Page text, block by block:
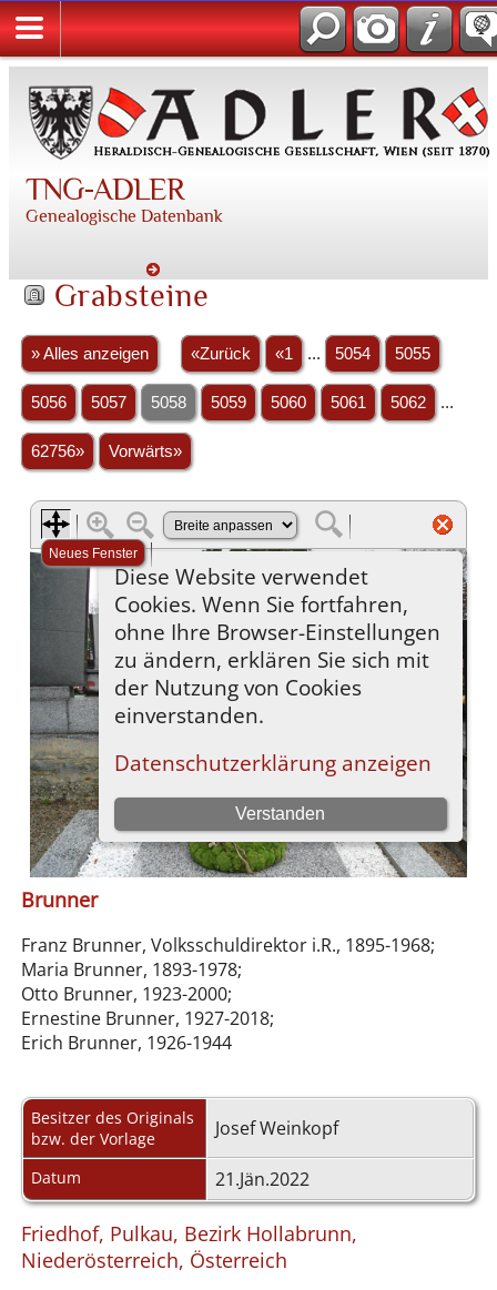
TNG-ADLER
Genealogische Datenbank
Grabsteine
» Alles anzeigen «Zurück «1 ... 5054 5055
5056 5057 5058 5059 5060 5061 5062 ...
62756» Vorwärts»
Brunner
Franz Brunner, Volksschuldirektor i.R., 1895-1968;
Maria Brunner, 1893-1978;
Otto Brunner, 1923-2000;
Ernestine Brunner, 1927-2018;
Erich Brunner, 1926-1944
Besitzer des Originals
bzw. der Vorlage
Josef Weinkopf
Datum 21.Jän.2022
Friedhof, Pulkau, Bezirk Hollabrunn,
Niederösterreich, Österreich